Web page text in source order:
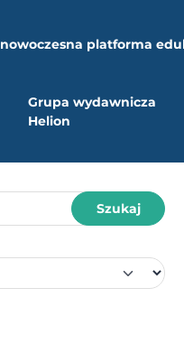
nowoczesna platforma
Grupa wydawnicza
Helion
Szukaj